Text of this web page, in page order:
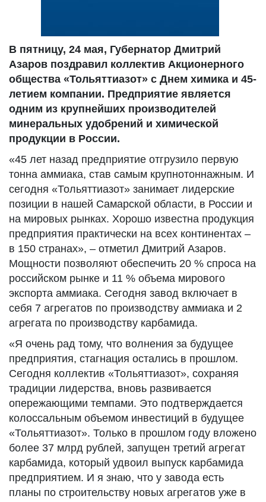
В пятницу, 24 мая, Губернатор Дмитрий
Азаров поздравил коллектив Акционерного
общества «Тольяттиазот» с Днем химика и 45-
летием компании. Предприятие является
одним из крупнейших производителей
минеральных удобрений и химической
продукции в России.
«45 лет назад предприятие отгрузило первую
тонна аммиака, став самым крупнотоннажным. И
сегодня «Тольяттиазот» занимает лидерские
позиции в нашей Самарской области, в России и
на мировых рынках. Хорошо известна продукция
предприятия практически на всех континентах –
в 150 странах», – отметил Дмитрий Азаров.
Мощности позволяют обеспечить 20 % спроса на
российском рынке и 11 % объема мирового
экспорта аммиака. Сегодня завод включает в
себя 7 агрегатов по производству аммиака и 2
агрегата по производству карбамида.
«Я очень рад тому, что волнения за будущее
предприятия, стагнация остались в прошлом.
Сегодня коллектив «Тольяттиазот», сохраняя
традиции лидерства, вновь развивается
опережающими темпами. Это подтверждается
колоссальным объемом инвестиций в будущее
«Тольяттиазот». Только в прошлом году вложено
более 37 млрд рублей, запущен третий агрегат
карбамида, который удвоил выпуск карбамида
предприятием. И я знаю, что у завода есть
планы по строительству новых агрегатов уже в